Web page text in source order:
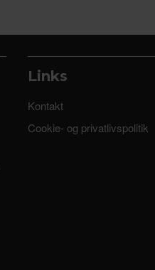
Links
Kontakt
Cookie- og privatlivspolitik